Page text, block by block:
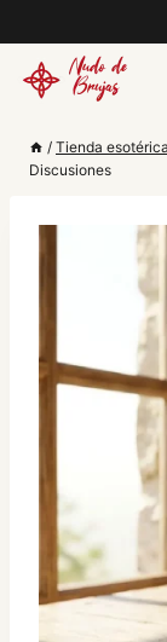
al
contenido
/ Tienda esotérica
Discusiones